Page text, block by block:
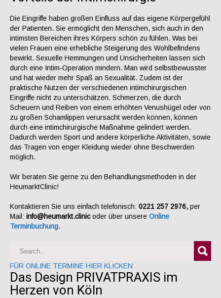
Die Eingriffe haben großen Einfluss auf das eigene Körpergefühl
der Patienten. Sie ermöglicht den Menschen, sich auch in den
intimsten Bereichen ihres Körpers schön zu fühlen. Was bei
vielen Frauen eine erhebliche Steigerung des Wohlbefindens
bewirkt. Sexuelle Hemmungen und Unsicherheiten lassen sich
durch eine Intim-Operation mindern. Man wird selbstbewusster
und hat wieder mehr Spaß an Sexualität. Zudem ist der
praktische Nutzen der verschiedenen intimchirurgischen
Eingriffe nicht zu unterschätzen. Schmerzen, die durch
Scheuern und Reiben von einem erhöhten Venushügel oder von
zu großen Schamlippen verursacht werden können, können
durch eine intimchirurgische Maßnahme gelindert werden.
Dadurch werden Sport und andere körperliche Aktivitäten, sowie
das Tragen von enger Kleidung wieder ohne Beschwerden
möglich.
Wir beraten Sie gerne zu den Behandlungsmethoden in der
HeumarktClinic!
Kontaktieren Sie uns einfach telefonisch: 0221 257 2976, per
Mail: info@heumarkt.clinicoder über unsere Online
Terminbuchung.
FÜR ONLINE TERMINE HIER KLICKEN
Das Design PRIVATPRAXIS im
Herzen von Köln